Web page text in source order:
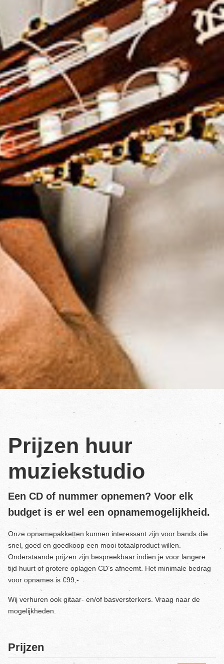
Prijzen huur
muziekstudio
Een CD of nummer opnemen? Voor elk
budget is er wel een opnamemogelijkheid.
Onze opnamepakketten kunnen interessant zijn voor bands die
snel, goed en goedkoop een mooi totaalproduct willen.
Onderstaande prijzen zijn bespreekbaar indien je voor langere
tijd huurt of grotere oplagen CD’s afneemt. Het minimale bedrag
voor opnames is €99,-
Wij verhuren ook gitaar- en/of basversterkers. Vraag naar de
mogelijkheden.
Prijzen